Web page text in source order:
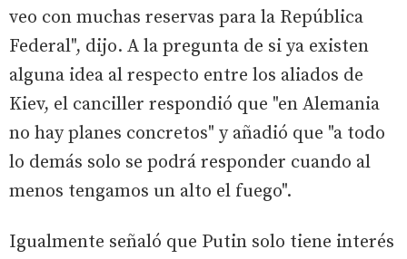
veo con muchas reservas para la República
Federal", dijo. A la pregunta de si ya existen
alguna idea al respecto entre los aliados de
Kiev, el canciller respondió que "en Alemania
no hay planes concretos" y añadió que "a todo
lo demás solo se podrá responder cuando al
menos tengamos un alto el fuego".
Igualmente señaló que Putin solo tiene interés